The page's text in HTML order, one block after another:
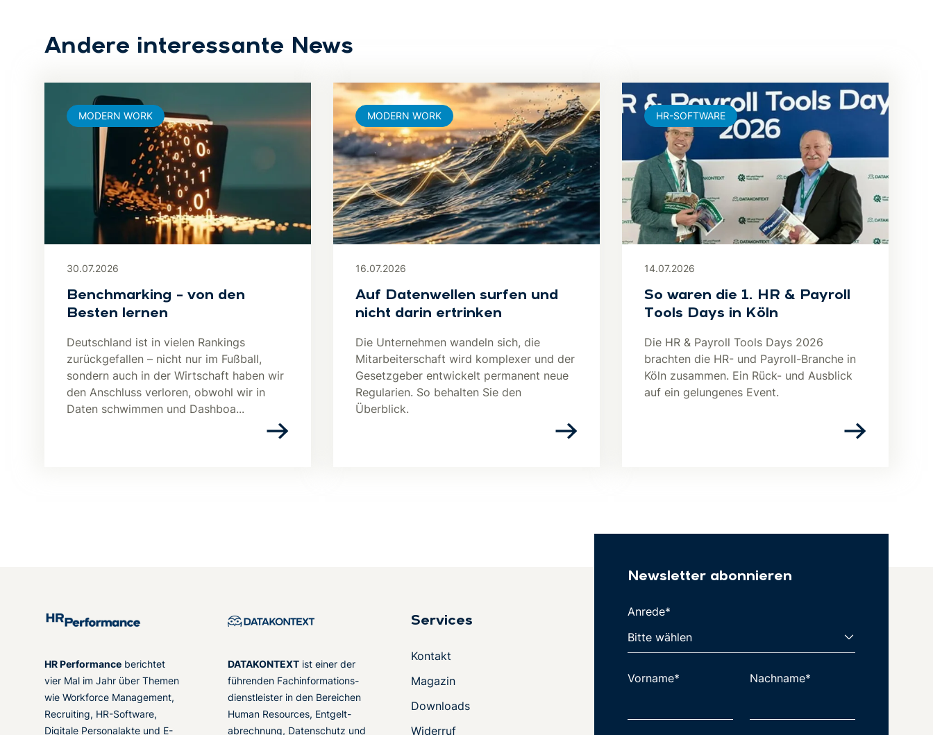
Andere interessante News
30.07.2026
Benchmarking – von den
Besten lernen
Deutschland ist in vielen Rankings
zurückgefallen – nicht nur im Fußball,
sondern auch in der Wirtschaft haben wir
den Anschluss verloren, obwohl wir in
Daten schwimmen und Dashboa...
MODERN WORK
16.07.2026
Auf Datenwellen surfen und
nicht darin ertrinken
Die Unternehmen wandeln sich, die
Mitarbeiterschaft wird komplexer und der
Gesetzgeber entwickelt permanent neue
Regularien. So behalten Sie den
Überblick.
MODERN WORK
14.07.2026
So waren die 1. HR & Payroll
Tools Days in Köln
Die HR & Payroll Tools Days 2026
brachten die HR- und Payroll-Branche in
Köln zusammen. Ein Rück- und Ausblick
auf ein gelungenes Event.
HR-SOFTWARE
HR Performance berichtet
vier Mal im Jahr über Themen
wie Workforce Management,
Recruiting, HR-Software,
Digitale Personalakte und E-
DATAKONTEXT ist einer der
führenden Fachinformations-
dienstleister in den Bereichen
Human Resources, Entgelt-
abrechnung, Datenschutz und
Services
Kontakt
Magazin
Downloads
Widerruf
Newsletter abonnieren
Anrede*
Vorname* Nachname*